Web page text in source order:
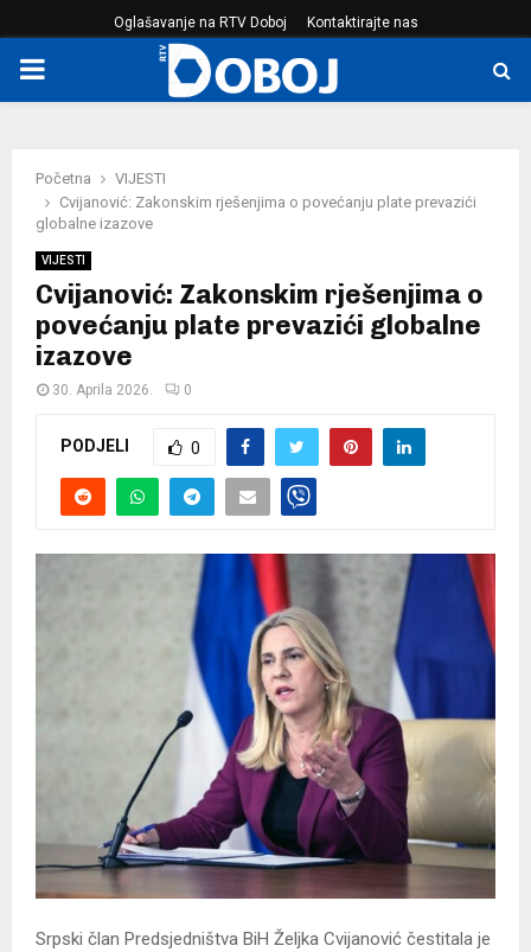
Oglašavanje na RTV Doboj Kontaktirajte nas
PRIMARY
Početna
VIJESTI
Cvijanović: Zakonskim rješenjima o povećanju plate prevazići
globalne izazove
VIJESTI
Cvijanović: Zakonskim rješenjima o
povećanju plate prevazići globalne
izazove
30. Aprila 2026. 0
PODJELI 0
Srpski član Predsjedništva BiH Željka Cvijanović čestitala je